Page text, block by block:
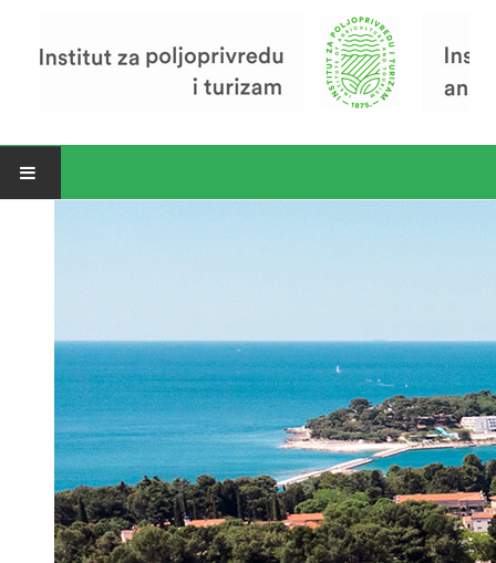
Zavod za poljoprivredu i prehranu
Zavod za ekonomiku i razvoj poljoprivrede
Zavod za turizam
Pokusno poljoprivredno imanje
Zaposlenici
Euraxess
Misija i vizija
Upravno Vijeće
Rad Upravnog vijeća